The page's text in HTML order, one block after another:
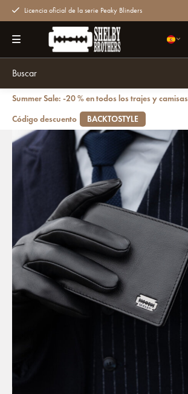
Licencia oficial de la serie Peaky Blinders
Summer Sale: -20 % en todos los trajes y camisas
Código descuento
BACKTOSTYLE
Thomas Shelby cartera Negro